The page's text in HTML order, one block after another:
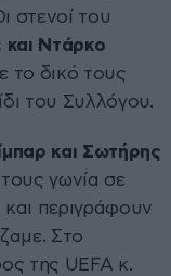
στενοί του
και Ντάρκο
το δικό τους
του Συλλόγου.
και Σωτήρης
γωνία σε
περιγράφουν
Στο
της UEFA κ.